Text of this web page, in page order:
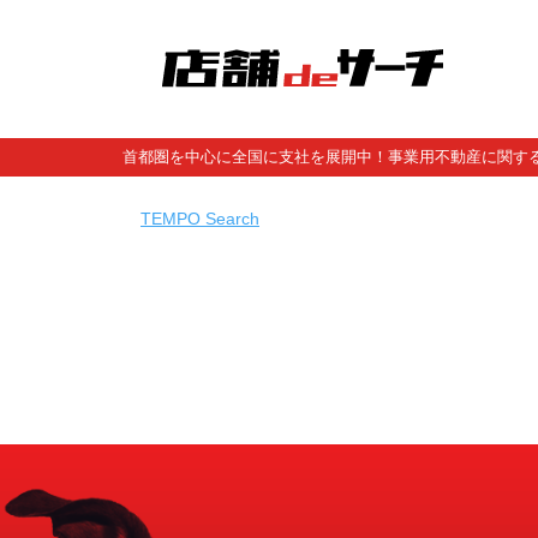
首都圏を中心に全国に支社を展開中！事業用不動産に関
TEMPO Search